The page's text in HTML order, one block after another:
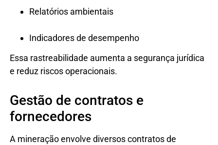
Relatórios ambientais
Indicadores de desempenho
Essa rastreabilidade aumenta a segurança jurídica
e reduz riscos operacionais.
Gestão de contratos e
fornecedores
A mineração envolve diversos contratos de